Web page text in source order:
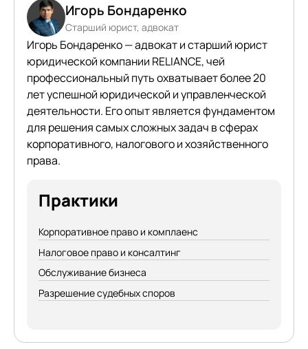
Игорь Бондаренко
Старший юрист, адвокат
Игорь Бондаренко — адвокат и старший юрист
юридической компании RELIANCE, чей
профессиональный путь охватывает более 20
лет успешной юридической и управленческой
деятельности. Его опыт является фундаментом
для решения самых сложных задач в сферах
корпоративного, налогового и хозяйственного
права.
Практики
Корпоративное право и комплаенс
Налоговое право и консалтинг
Обслуживание бизнеса
Разрешение судебных споров